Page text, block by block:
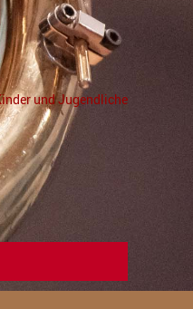
und Jugendliche